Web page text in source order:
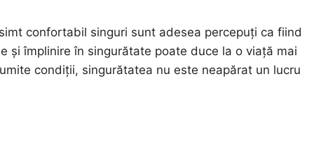
confortabil singuri sunt adesea percepuți ca fiind
și împlinire în singurătate poate duce la o viață mai
condiții, singurătatea nu este neapărat un lucru